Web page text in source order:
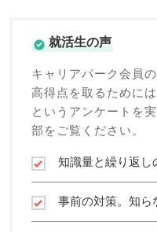
就活生の声
キャリアパーク会員
高得点を取るために
というアンケートを
部をご覧ください。
知識量と繰り返し
事前の対策。知ら